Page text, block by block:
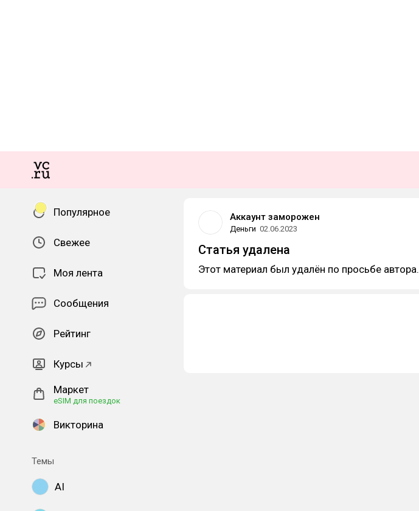
Популярное
Свежее
Моя лента
Сообщения
Рейтинг
Курсы
Маркет
eSIM для поездок
Викторина
Темы
AI
Аккаунт заморожен
Деньги 02.06.2023
Статья удалена
Этот материал был удалён по просьбе автора.